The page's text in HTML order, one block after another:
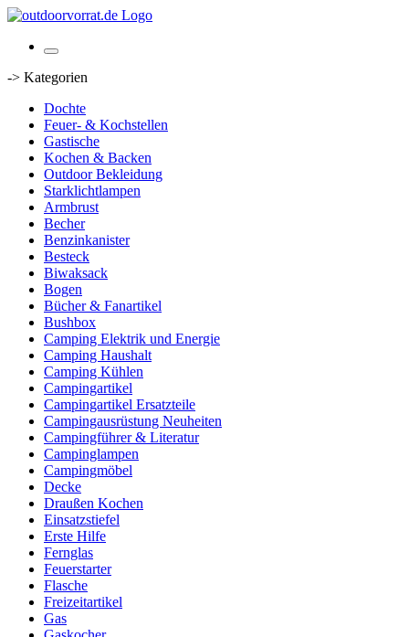
-> Kategorien
Dochte
Feuer- & Kochstellen
Gastische
Kochen & Backen
Outdoor Bekleidung
Starklichtlampen
Armbrust
Becher
Benzinkanister
Besteck
Biwaksack
Bogen
Bücher & Fanartikel
Bushbox
Camping Elektrik und Energie
Camping Haushalt
Camping Kühlen
Campingartikel
Campingartikel Ersatzteile
Campingausrüstung Neuheiten
Campingführer & Literatur
Campinglampen
Campingmöbel
Decke
Draußen Kochen
Einsatzstiefel
Erste Hilfe
Fernglas
Feuerstarter
Flasche
Freizeitartikel
Gas